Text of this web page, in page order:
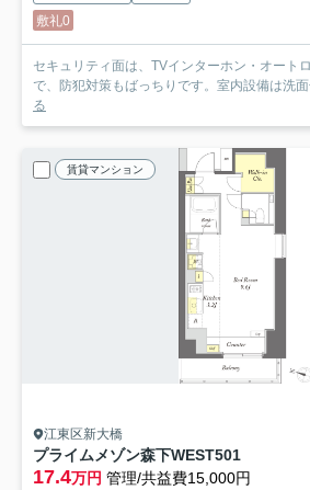
敷礼0
セキュリティ面は、TVインターホン・オート
で、防犯対策もばっちりです。室内設備は洗
る
賃貸マンション
江東区新大橋
プライムメゾン森下WEST501
17.4万円 管理/共益費15,000円